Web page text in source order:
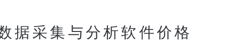
据采集与分析软件价格